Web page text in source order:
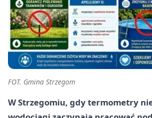
FOT. Gmina Strzegom
W Strzegomiu, gdy termometry